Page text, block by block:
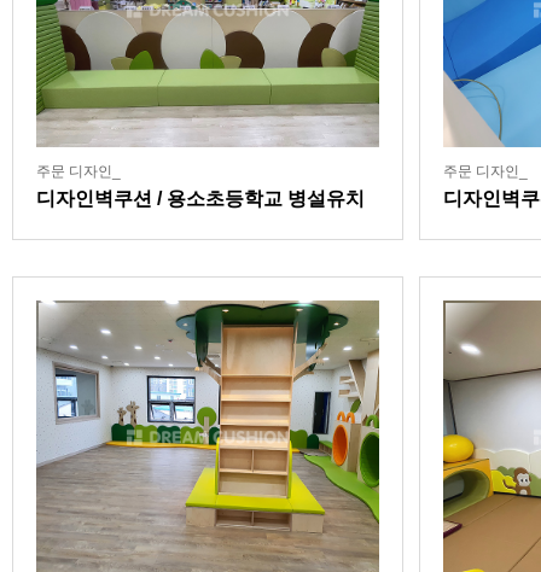
주문 디자인_
디자인벽쿠션 / 용소초등학교 병설유치
주문 디자인_
디자인벽